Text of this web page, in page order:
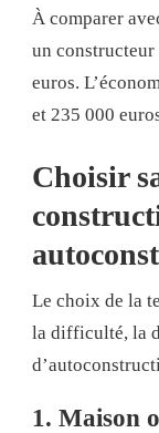
À comparer
un
euros.
et 235 000
Choisir
Le choix de la
la difficulté, la
1. Maison